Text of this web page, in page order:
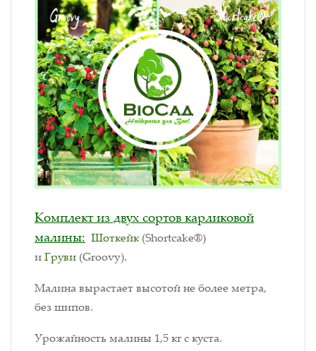
Комплект из двух сортов карликовой
малины: Шоткейк(Shortcake®)
иГруви (Groovy).
Малина вырастает высотой не более метра,
без шипов.
Урожайность малины 1,5 кг с куста.